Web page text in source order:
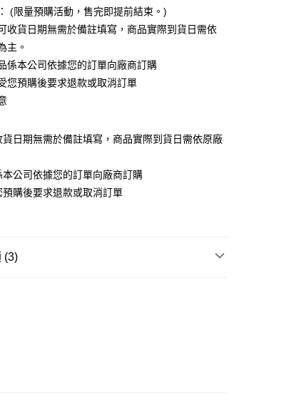
含以上)免運費
含以上)免運費
(限量預購活動，售完即提前結束。)
收貨日期無需於備註填寫，商品實際到貨日需依
主。
係本公司依據您的訂單向廠商訂購
您預購後要求退款或取消訂單
日期無需於備註填寫，商品實際到貨日需依原廠
公司依據您的訂單向廠商訂購
購後要求退款或取消訂單
(3)
偶/抱枕